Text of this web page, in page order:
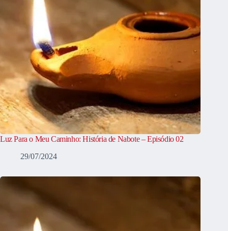
Luz Para o Meu Caminho: História de Nabote – Episódio 02
29/07/2024